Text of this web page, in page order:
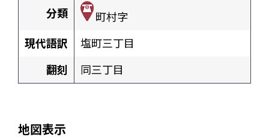
分類
町村字
現代語訳
塩町三丁目
翻刻
同三丁目
地図表示